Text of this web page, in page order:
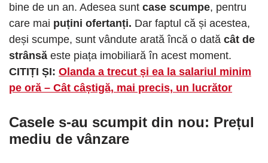
bine de un an. Adesea sunt case scumpe, pentru
care mai puțini ofertanți. Dar faptul că și acestea,
deși scumpe, sunt vândute arată încă o dată cât de
strânsă este piața imobiliară în acest moment.
CITIȚI ȘI: Olanda a trecut și ea la salariul minim
pe oră – Cât câștigă, mai precis, un lucrător
Casele s-au scumpit din nou: Prețul
mediu de vânzare